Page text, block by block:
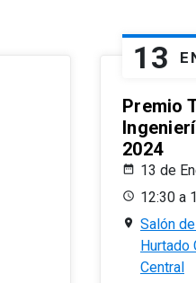
13
Premio
2024
13 de
12:30 a
Salón
Hurtado
Central